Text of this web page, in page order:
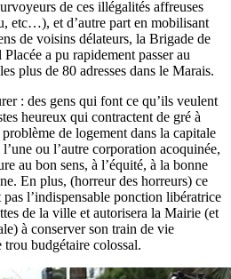
de ces illégalités affreuses
etc…), et d’autre part en mobilisant
de voisins délateurs, la Brigade de
a pu rapidement passer au
plus de 80 adresses dans le Marais.
: des gens qui font ce qu’ils veulent
heureux qui contractent de gré à
de logement dans la capitale
ou l’autre corporation acoquinée,
au bon sens, à l’équité, à la bonne
En plus, (horreur des horreurs) ce
l’indispensable ponction libératrice
de la ville et autorisera la Mairie (et
à conserver son train de vie
budgétaire colossal.